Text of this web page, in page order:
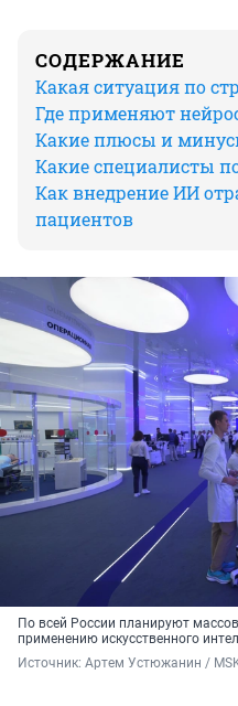
СОДЕРЖАНИЕ
Какая ситуация по
Где применяют
Какие плюсы и
Какие специалисты
Как внедрение ИИ
пациентов
По всей России планируют
применению искусственного
Источник: Артем Устюжанин /